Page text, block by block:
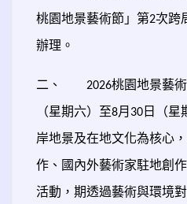
桃園地景藝術節」第2次跨
辦理。
二、 2026桃園地景藝
（星期六）至8月 30 日（星
岸地景及在地文化為核心
作、國內外藝術家駐地創
活動，期透過藝術與環境